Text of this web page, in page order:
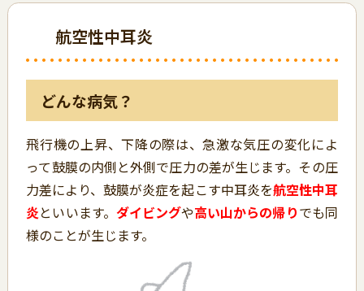
航空性中耳炎
どんな病気？
飛行機の上昇、下降の際は、急激な気圧の変化によ
って鼓膜の内側と外側で圧力の差が生じます。その圧
力差により、鼓膜が炎症を起こす中耳炎を航空性中耳
炎といいます。 ダイビングや高い山からの帰りでも同
様のことが生じます。